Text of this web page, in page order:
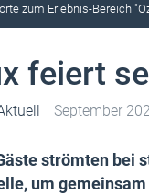
zum Erlebnis-Bereich
feiert
September
strömten bei
um